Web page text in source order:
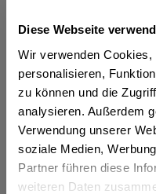
Diese Webseite
Wir verwenden
personalisieren,
zu können und die
analysieren. Außerdem
Verwendung unserer
soziale Medien,
Partner führen diese
weiteren Daten
Vorrätig
MEHRWEG
+4,50 € Pfand
In den
Artikel-Nr.:
Verfügbar in: